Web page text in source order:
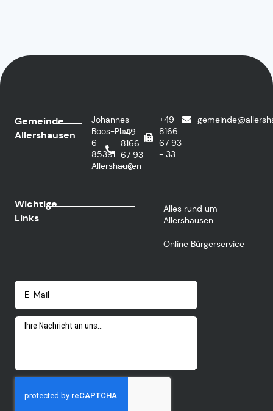
Gemeinde
Allershausen
Johannes-
Boos-Platz
6
85391
Allershausen
+49
8166
67 93
- 0
+49
8166
67 93
- 33
Wichtige
Links
Alles rund um
Allershausen
Online Bürgerservice